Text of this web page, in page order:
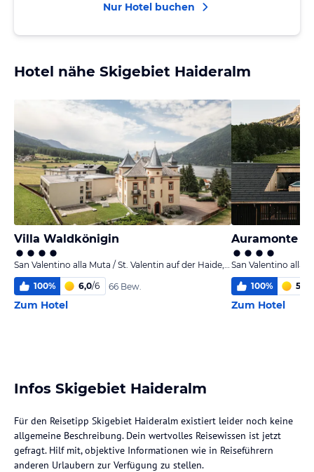
Nur Hotel buchen
Hotel nähe Skigebiet Haideralm
Villa Waldkönigin
San Valentino alla Muta / St. Valentin auf der Haide, Südtirol
100% 6,0/6 66 Bew.
Zum Hotel
Auramonte
100% 5,6
Zum Hotel
Infos Skigebiet Haideralm
Für den Reisetipp Skigebiet Haideralm existiert leider noch keine
allgemeine Beschreibung. Dein wertvolles Reisewissen ist jetzt
gefragt. Hilf mit, objektive Informationen wie in Reiseführern
anderen Urlaubern zur Verfügung zu stellen.